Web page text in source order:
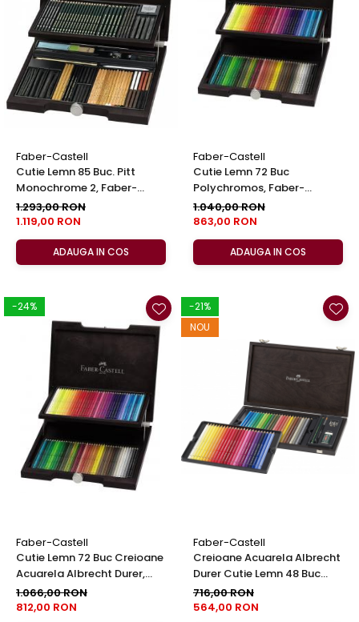
Graf von Faber-Castell
Molotow
Pelikan
Rotring
Kreul
Leuchtturm1917
Penac
Consumabile
Schneider
Sharpie
Mont Marte
Oxford
Clairefontaine
Aristo
Elmers
Fara
World Cup 2026
Papermate
Pilot
Precision
Foarfeci
Radiere
Corectoare, Lipici
Caiete si Blocuri desen
Penare si Rucsaci
Rigle echere
Faber-Castell
Cutie Lemn 85 Buc. Pitt
Monochrome 2, Faber-
Castell
1.293,00 RON
1.119,00 RON
ADAUGA IN COS
Faber-Castell
Cutie Lemn 72 Buc
Polychromos, Faber-
Castell
1.040,00 RON
863,00 RON
ADAUGA IN COS
-24%
Faber-Castell
Cutie Lemn 72 Buc Creioane
Acuarela Albrecht Durer,
Faber-Castell
1.066,00 RON
812,00 RON
-21%
NOU
Faber-Castell
Creioane Acuarela Albrecht
Durer Cutie Lemn 48 Buc
Faber-Castell
716,00 RON
564,00 RON